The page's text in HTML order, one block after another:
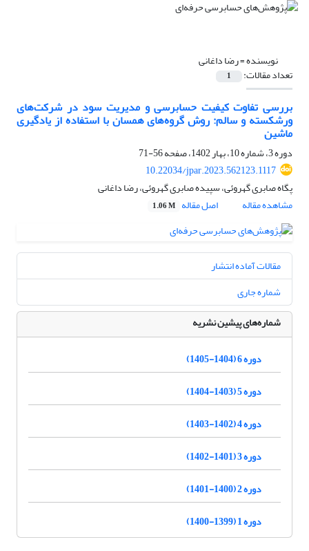
نویسنده =رضا داغانی
تعداد مقالات: 1
بررسی تفاوت کیفیت حسابرسی و مدیریت سود در شرکت‌های
ورشکسته و سالم: روش گروه‌های همسان با استفاده از یادگیری
ماشین
دوره 3، شماره 10، بهار 1402، صفحه
56-71
10.22034/jpar.2023.562123.1117
پگاه صابری گهروئی، سپیده صابری گهروئی، رضا داغانی
مشاهده مقاله
اصل مقاله 1.06 M
مقالات آماده انتشار
شماره جاری
شماره‌های پیشین نشریه
دوره 6 (1404-1405)
دوره 5 (1403-1404)
دوره 4 (1402-1403)
دوره 3 (1401-1402)
دوره 2 (1400-1401)
دوره 1 (1399-1400)